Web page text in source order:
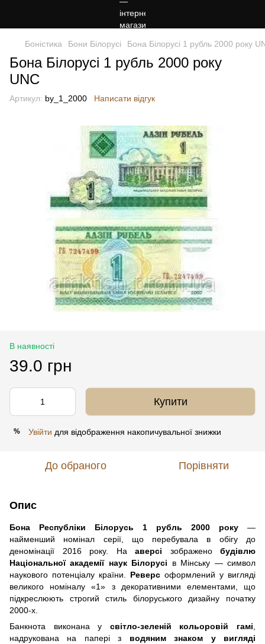
Боністика Бони Білорусі Бона Білорусі 1 рубль 2000 року
Бона Білорусі 1 рубль 2000 року
UNC
Артикул: by_1_2000 Написати відгук
В наявності
39.0 грн
Купити
% Увійти для відображення накопичувальної знижки
До обраного Порівняти
Опис
Бона Республіки Білорусь 1 рубль 2000 року —
найменший номінал серії, що перебувала в обігу до
деномінації 2016 року. На аверсі зображено будівлю
Національної академії наук Білорусі в Мінську — символ
наукового потенціалу країни. Реверс оформлений у вигляді
великого номіналу «1» з декоративними елементами, що
підкреслюють строгий стиль білоруського дизайну початку
2000-х.
Банкнота виконана у світло-зеленій кольоровій гамі
надрукована на папері з водяним знаком у вигляді